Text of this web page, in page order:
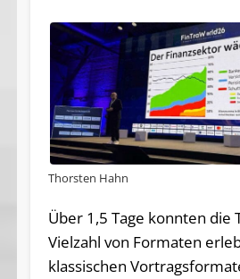
Thorsten Hahn
Über 1,5 Tage konnten die
Vielzahl von Formaten
klassischen